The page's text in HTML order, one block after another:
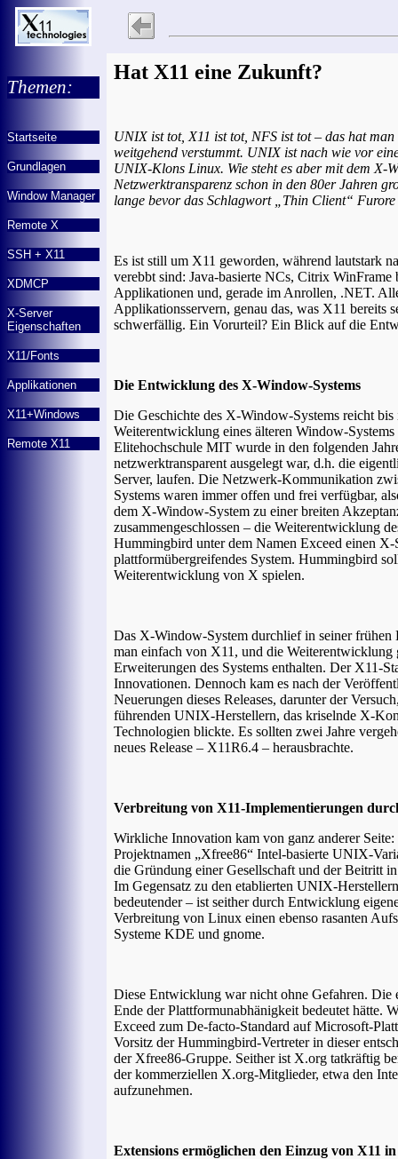
Themen:
Startseite
Grundlagen
Window Manager
Remote X
SSH + X11
XDMCP
X-Server
Eigenschaften
X11/Fonts
Applikationen
X11+Windows
Remote X11
Hat X11 eine Zukunft?
UNIX ist tot, X11 ist tot, NFS ist tot – das hat
weitgehend verstummt. UNIX ist nach wie vor
UNIX-Klons Linux. Wie steht es aber mit dem X-
Netzwerktransparenz schon in den 80er Jahren
lange bevor das Schlagwort „Thin Client“ Furore
Es ist still um X11 geworden, während lautstark
verebbt sind: Java-basierte NCs, Citrix
Applikationen und, gerade im Anrollen, .NET.
Applikationsservern, genau das, was X11 bereits
schwerfällig. Ein Vorurteil? Ein Blick auf die
Die Entwicklung des X-Window-Systems
Die Geschichte des X-Window-Systems reicht
Weiterentwicklung eines älteren Window-
Elitehochschule MIT wurde in den folgenden
netzwerktransparent ausgelegt war, d.h. die
Server, laufen. Die Netzwerk-Kommunikation
Systems waren immer offen und frei verfügbar,
dem X-Window-System zu einer breiten
zusammengeschlossen – die Weiterentwicklung
Hummingbird unter dem Namen Exceed einen
plattformübergreifendes System. Hummingbird
Weiterentwicklung von X spielen.
Das X-Window-System durchlief in seiner
man einfach von X11, und die
Erweiterungen des Systems enthalten. Der X11-
Innovationen. Dennoch kam es nach der
Neuerungen dieses Releases, darunter der
führenden UNIX-Herstellern, das kriselnde X-
Technologien blickte. Es sollten zwei Jahre
neues Release – X11R6.4 – herausbrachte.
Verbreitung von X11-Implementierungen
Wirkliche Innovation kam von ganz anderer
Projektnamen „Xfree86“ Intel-basierte UNIX-
die Gründung einer Gesellschaft und der Beitritt
Im Gegensatz zu den etablierten UNIX-
bedeutender – ist seither durch Entwicklung
Verbreitung von Linux einen ebenso rasanten
Systeme KDE und gnome.
Diese Entwicklung war nicht ohne Gefahren. Die
Ende der Plattformunabhänigkeit bedeutet hätte.
Exceed zum De-facto-Standard auf Microsoft-
Vorsitz der Hummingbird-Vertreter in dieser
der Xfree86-Gruppe. Seither ist X.org tatkräftig
der kommerziellen X.org-Mitglieder, etwa den
aufzunehmen.
Extensions ermöglichen den Einzug von X11